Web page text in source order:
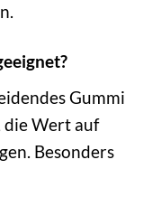
Gummi
die Wert auf
Besonders